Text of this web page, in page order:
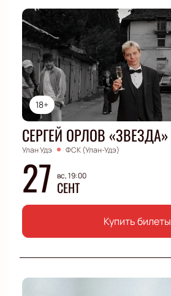
18+
СЕРГЕЙ ОРЛОВ «ЗВЕЗДА»
Улан Удэ ФСК (Улан-Удэ)
27 вс, 19:00
СЕНТ
Купить билеты